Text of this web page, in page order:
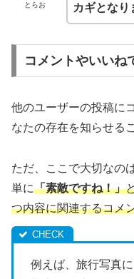
とらお
カギとなり
コメントやいいね
他のユーザーの投稿に
なたの存在を知らせる
ただ、ここで大切なの
単に「素敵ですね！」
つ内容に関連するコメ
例えば、旅行写真